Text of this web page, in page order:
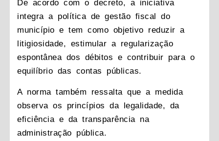
De acordo com o decreto, a iniciativa
integra a política de gestão fiscal do
município e tem como objetivo reduzir a
litigiosidade, estimular a regularização
espontânea dos débitos e contribuir para o
equilíbrio das contas públicas.
A norma também ressalta que a medida
observa os princípios da legalidade, da
eficiência e da transparência na
administração pública.